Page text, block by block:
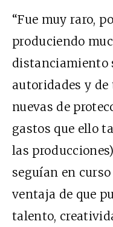
“Fue muy raro,
produciendo
distanciamiento
autoridades y
nuevas de
gastos que ello
las
seguían en
ventaja de que
talento,